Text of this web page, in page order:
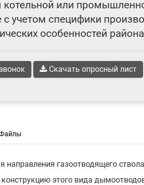
или
учетом специфики
особенностей
Скачать опросный лист
газоотводящего
этого вида